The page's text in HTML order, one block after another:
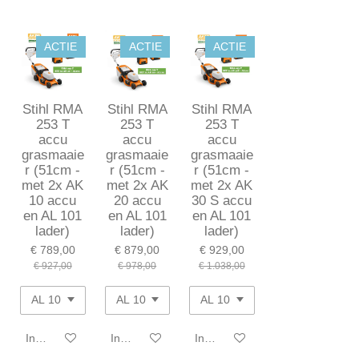
ACTIE
Stihl RMA
253 T
accu
grasmaaie
r (51cm -
met 2x AK
10 accu
en AL 101
lader)
€ 789,00
€ 927,00
In winkelwagen
ACTIE
Stihl RMA
253 T
accu
grasmaaie
r (51cm -
met 2x AK
20 accu
en AL 101
lader)
€ 879,00
€ 978,00
In winkelwagen
ACTIE
Stihl RMA
253 T
accu
grasmaaie
r (51cm -
met 2x AK
30 S accu
en AL 101
lader)
€ 929,00
€ 1.038,00
In winkelwagen